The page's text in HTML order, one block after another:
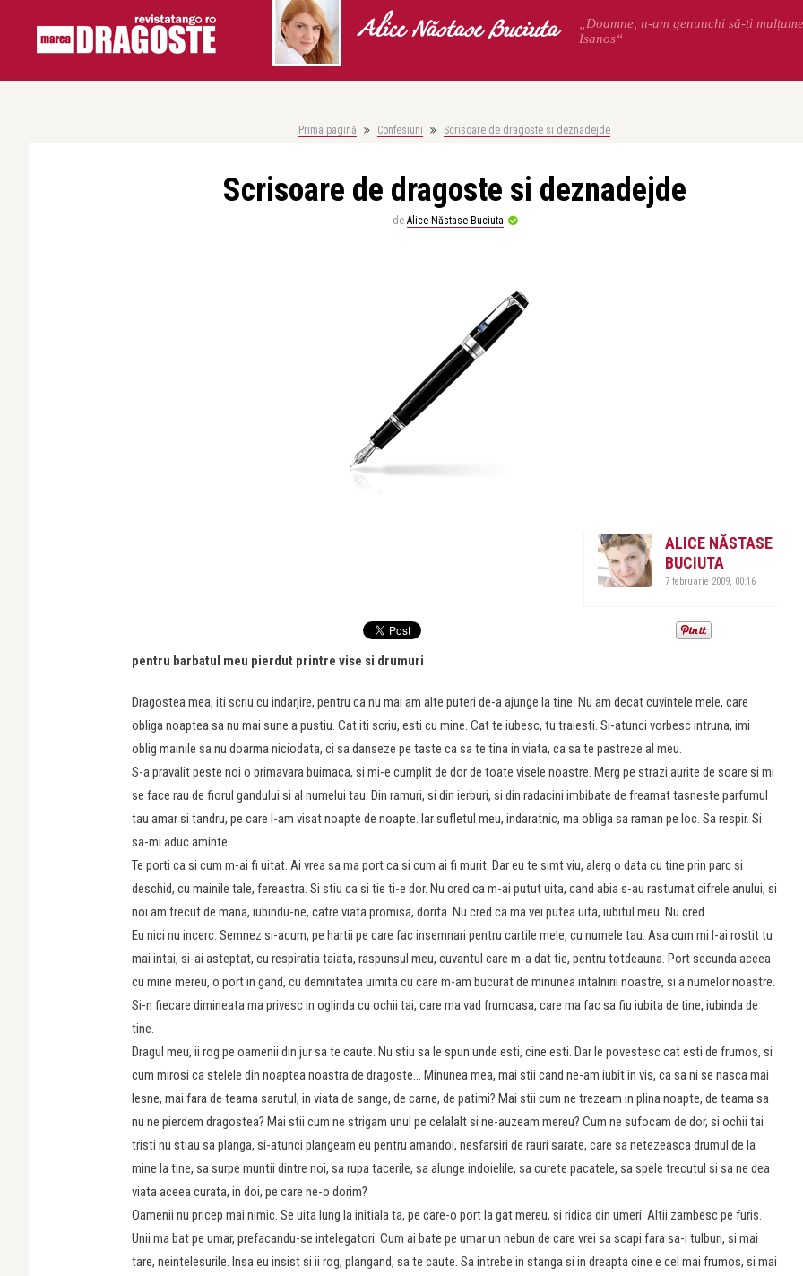
Alice Năstase Buciuta
„Doamne, n-am genunchi să-ți
Isanos“
Prima pagină Confesiuni Scrisoare de dragoste si deznadejde
Scrisoare de dragoste si deznadejde
de Alice Năstase Buciuta
ALICE NĂSTASE
BUCIUTA
7 februarie 2009, 00:16
pentru barbatul meu pierdut printre vise si drumuri
Dragostea mea, iti scriu cu indarjire, pentru ca nu mai am alte puteri de-a ajunge la tine. Nu am decat cuvintele mele, care
obliga noaptea sa nu mai sune a pustiu. Cat iti scriu, esti cu mine. Cat te iubesc, tu traiesti. Si-atunci vorbesc intruna, imi
oblig mainile sa nu doarma niciodata, ci sa danseze pe taste ca sa te tina in viata, ca sa te pastreze al meu.
S-a pravalit peste noi o primavara buimaca, si mi-e cumplit de dor de toate visele noastre. Merg pe strazi aurite de soare si mi
se face rau de fiorul gandului si al numelui tau. Din ramuri, si din ierburi, si din radacini imbibate de freamat tasneste parfumul
tau amar si tandru, pe care l-am visat noapte de noapte. Iar sufletul meu, indaratnic, ma obliga sa raman pe loc. Sa respir. Si
sa-mi aduc aminte.
Te porti ca si cum m-ai fi uitat. Ai vrea sa ma port ca si cum ai fi murit. Dar eu te simt viu, alerg o data cu tine prin parc si
deschid, cu mainile tale, fereastra. Si stiu ca si tie ti-e dor. Nu cred ca m-ai putut uita, cand abia s-au rasturnat cifrele anului, si
noi am trecut de mana, iubindu-ne, catre viata promisa, dorita. Nu cred ca ma vei putea uita, iubitul meu. Nu cred.
Eu nici nu incerc. Semnez si-acum, pe hartii pe care fac insemnari pentru cartile mele, cu numele tau. Asa cum mi l-ai rostit tu
mai intai, si-ai asteptat, cu respiratia taiata, raspunsul meu, cuvantul care m-a dat tie, pentru totdeauna. Port secunda aceea
cu mine mereu, o port in gand, cu demnitatea uimita cu care m-am bucurat de minunea intalnirii noastre, si a numelor noastre.
Si-n fiecare dimineata ma privesc in oglinda cu ochii tai, care ma vad frumoasa, care ma fac sa fiu iubita de tine, iubinda de
tine.
Dragul meu, ii rog pe oamenii din jur sa te caute. Nu stiu sa le spun unde esti, cine esti. Dar le povestesc cat esti de frumos, si
cum mirosi ca stelele din noaptea noastra de dragoste… Minunea mea, mai stii cand ne-am iubit in vis, ca sa ni se nasca mai
lesne, mai fara de teama sarutul, in viata de sange, de carne, de patimi? Mai stii cum ne trezeam in plina noapte, de teama sa
nu ne pierdem dragostea? Mai stii cum ne strigam unul pe celalalt si ne-auzeam mereu? Cum ne sufocam de dor, si ochii tai
tristi nu stiau sa planga, si-atunci plangeam eu pentru amandoi, nesfarsiri de rauri sarate, care sa netezeasca drumul de la
mine la tine, sa surpe muntii dintre noi, sa rupa tacerile, sa alunge indoielile, sa curete pacatele, sa spele trecutul si sa ne dea
viata aceea curata, in doi, pe care ne-o dorim?
Oamenii nu pricep mai nimic. Se uita lung la initiala ta, pe care-o port la gat mereu, si ridica din umeri. Altii zambesc pe furis.
Unii ma bat pe umar, prefacandu-se intelegatori. Cum ai bate pe umar un nebun de care vrei sa scapi fara sa-i tulburi, si mai
tare, neintelesurile. Insa eu insist si ii rog, plangand, sa te caute. Sa intrebe in stanga si in dreapta cine e cel mai frumos, si mai